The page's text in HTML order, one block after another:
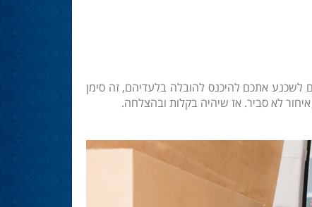
לשכנע אתכם להיכנס להובלה בלעדיהם, זה סימן
לא סביר. אז שיהיה בקלות ובהצלחה.